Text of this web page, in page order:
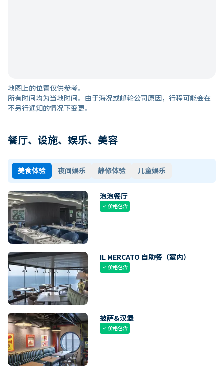
地图上的位置仅供参考。
所有时间均为当地时间。由于海况或邮轮公司原因，行程可能会在
不另行通知的情况下变更。
餐厅、设施、娱乐、美容
美食体验 夜间娱乐 静修体验 儿童娱乐
泡泡餐厅
check价格包含
IL MERCATO 自助餐（室内）
check价格包含
披萨&汉堡
check价格包含